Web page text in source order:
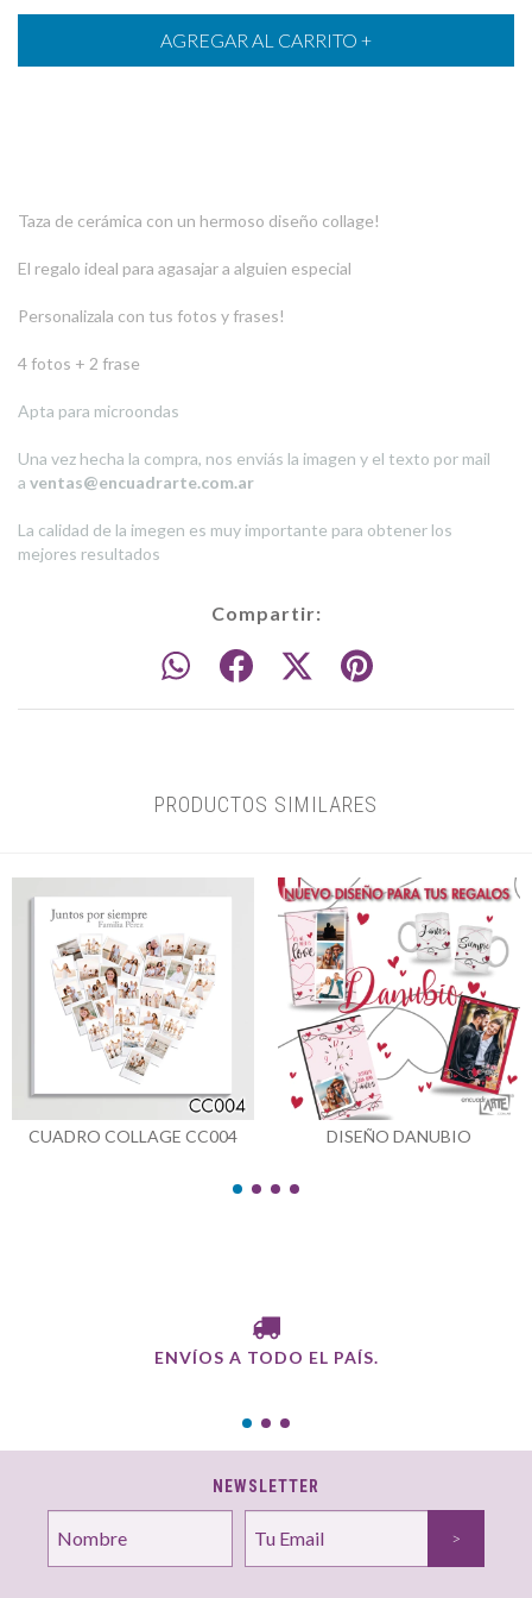
Taza de cerámica con un hermoso diseño collage!
El regalo ideal para agasajar a alguien especial
Personalizala con tus fotos y frases!
4 fotos + 2 frase
Apta para microondas
Una vez hecha la compra, nos enviás la imagen y el texto por mail
a ventas@encuadrarte.com.ar
La calidad de la imegen es muy importante para obtener los
mejores resultados
Compartir:
PRODUCTOS SIMILARES
CUADRO COLLAGE CC004 DISEÑO DANUBIO
ENVÍOS A TODO EL PAÍS.
NEWSLETTER